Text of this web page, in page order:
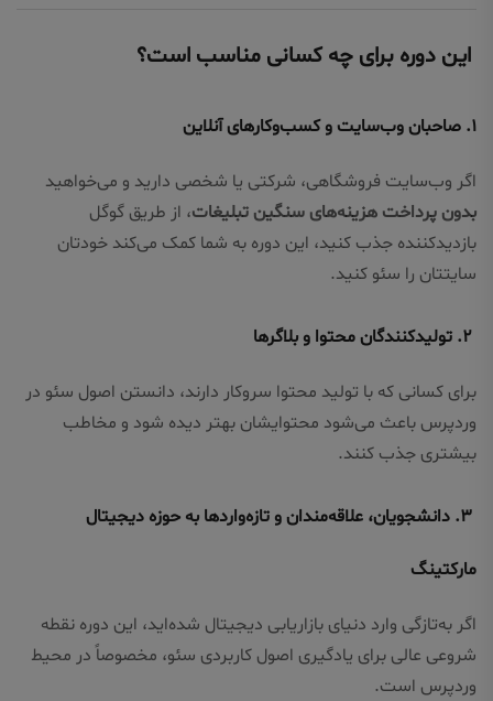
این دوره برای چه کسانی مناسب است؟
۱. صاحبان وب‌سایت و کسب‌وکارهای آنلاین
اگر وب‌سایت فروشگاهی، شرکتی یا شخصی دارید و می‌خواهید
بدون پرداخت هزینه‌های سنگین تبلیغات، از طریق گوگل
بازدیدکننده جذب کنید، این دوره به شما کمک می‌کند خودتان
سایتتان را سئو کنید.
برای کسانی که با تولید محتوا سروکار دارند، دانستن اصول سئو در
وردپرس باعث می‌شود محتوایشان بهتر دیده شود و مخاطب
بیشتری جذب کنند.
۳. دانشجویان، علاقه‌مندان و تازه‌واردها به حوزه دیجیتال
مارکتینگ
اگر به‌تازگی وارد دنیای بازاریابی دیجیتال شده‌اید، این دوره نقطه
شروعی عالی برای یادگیری اصول کاربردی سئو، مخصوصاً در محیط
وردپرس است.